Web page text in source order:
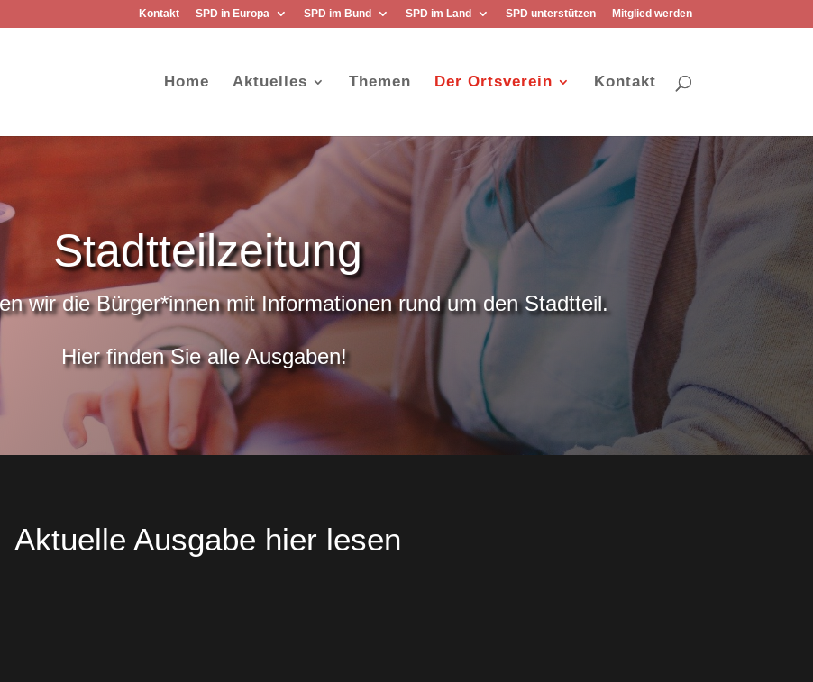
Kontakt SPD in Europa SPD im Bund SPD im Land SPD unterstützen Mitglied werden
Home Aktuelles Themen Der Ortsverein Kontakt
Stadtteilzeitung
wir die Bürger*innen mit Informationen rund um den Stadtteil.
Hier finden Sie alle Ausgaben!
Aktuelle Ausgabe hier lesen